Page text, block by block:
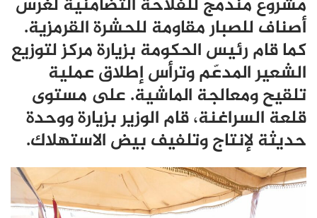
مشروع مندمج للفلاحة التضامنية لغرس
أصناف للصبار مقاومة للحشرة القرمزية.
كما قام رئيس الحكومة بزيارة مركز لتوزيع
الشعير المدعّم وترأس إطلاق عملية
تلقيح ومعالجة الماشية. على مستوى
قلعة السراغنة، قام الوزير بزيارة ووحدة
حديثة لإنتاج وتلفيف بيض الاستهلاك.